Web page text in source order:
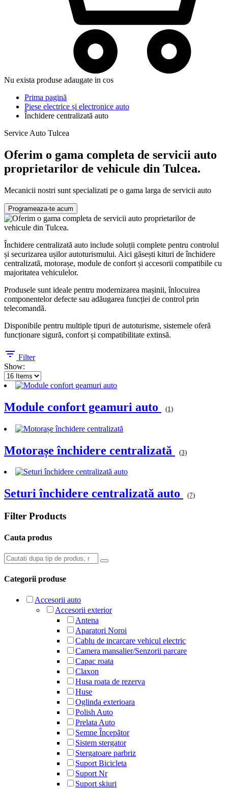
Nu exista produse adaugate in cos
Prima pagină
Piese electrice și electronice auto
Închidere centralizată auto
Service Auto Tulcea
Oferim o gama completa de servicii auto
proprietarilor de vehicule din Tulcea.
Mecanicii nostri sunt specializati pe o gama larga de servicii auto
Programeaza-te acum
Închidere centralizată auto include soluții complete pentru controlul
și securizarea ușilor autoturismului. Aici găsești kituri de închidere
centralizată, motorașe, module de confort și accesorii compatibile cu
majoritatea vehiculelor.
Produsele sunt ideale pentru modernizarea mașinii, înlocuirea
componentelor defecte sau adăugarea funcției de control prin
telecomandă.
Disponibile pentru multiple tipuri de autoturisme, sistemele oferă
funcționare sigură, confort și compatibilitate extinsă.
Filter
Show:
Module confort geamuri auto (1)
Motorașe închidere centralizată (3)
Seturi închidere centralizată auto (7)
Filter Products
Cauta produs
Categorii produse
Accesorii auto
Accesorii exterior
Antena
Aparatori Noroi
Cablu de incarcare vehicul electric
Camera mansalier/Senzorii parcare
Capac roata
Claxon
Husa roata de rezerva
Huse
Oglinda exterioara
Polish Auto
Prelata Auto
Semne Începător
Sistem stergator
Stergatoare parbriz
Suport Bicicleta
Suport Nr
Suport skiuri